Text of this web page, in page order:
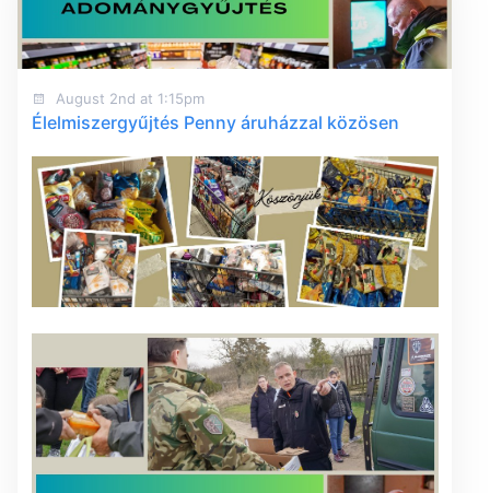
August 2nd at 1:15pm
Élelmiszergyűjtés Penny áruházzal közösen